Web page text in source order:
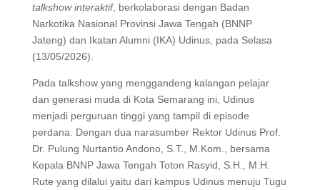
talkshow interaktif, berkolaborasi dengan Badan
Narkotika Nasional Provinsi Jawa Tengah (BNNP
Jateng) dan Ikatan Alumni (IKA) Udinus, pada Selasa
(13/05/2026).
Pada talkshow yang menggandeng kalangan pelajar
dan generasi muda di Kota Semarang ini, Udinus
menjadi perguruan tinggi yang tampil di episode
perdana. Dengan dua narasumber Rektor Udinus Prof.
Dr. Pulung Nurtantio Andono, S.T., M.Kom., bersama
Kepala BNNP Jawa Tengah Toton Rasyid, S.H., M.H.
Rute yang dilalui yaitu dari kampus Udinus menuju Tugu